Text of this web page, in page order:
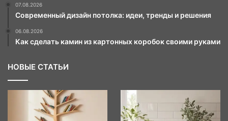
07.08.2026
Современный дизайн потолка: идеи, тренды и решения
06.08.2026
Как сделать камин из картонных коробок своими руками
НОВЫЕ СТАТЬИ